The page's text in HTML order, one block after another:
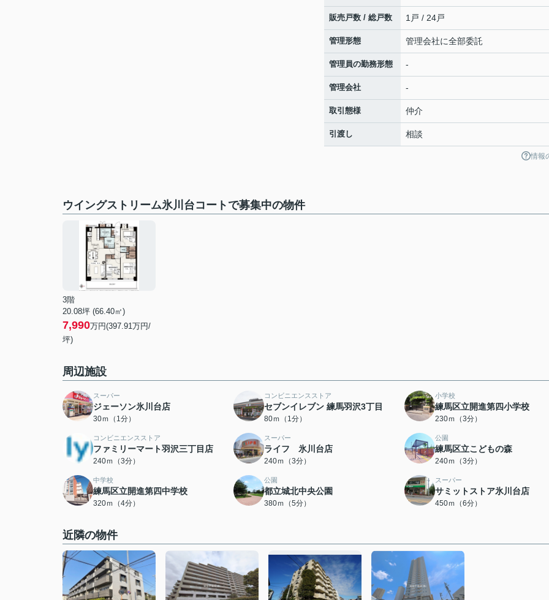
販売戸数 / 総戸数 1戸 / 24戸
管理形態 管理会社に全部委託
管理員の勤務形態 -
管理会社 -
取引態様 仲介
引渡し 相談
情報
ウイングストリーム氷川台コートで募集中の物件
3階
20.08坪 (66.40㎡)
7,990万円(397.91万円/
坪)
周辺施設
スーパー
ジェーソン氷川台店
30ｍ（1分）
コンビニエンスストア
セブンイレブン 練馬羽沢3丁目
80ｍ（1分）
小学校
練馬区立開進第四小学校
230ｍ（3分）
コンビニエンスストア
ファミリーマート羽沢三丁目店
240ｍ（3分）
スーパー
ライフ 氷川台店
240ｍ（3分）
公園
練馬区立こどもの森
240ｍ（3分）
中学校
練馬区立開進第四中学校
320ｍ（4分）
公園
都立城北中央公園
380ｍ（5分）
スーパー
サミットストア氷川台店
450ｍ（6分）
近隣の物件